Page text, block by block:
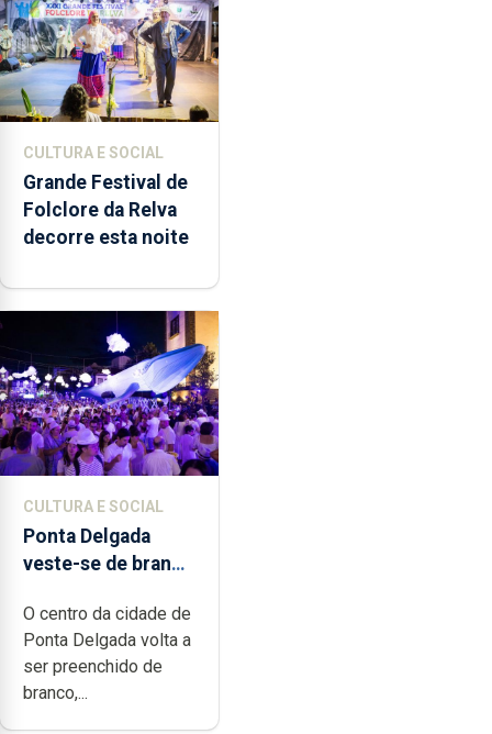
CULTURA E SOCIAL
Grande Festival de
Folclore da Relva
decorre esta noite
CULTURA E SOCIAL
Ponta Delgada
veste-se de branco
O centro da cidade de
Ponta Delgada volta a
ser preenchido de
branco,...